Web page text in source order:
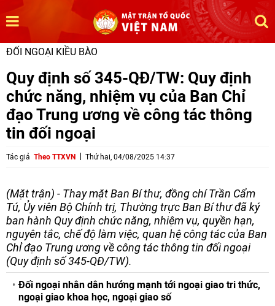
ĐỐI NGOẠI KIỀU BÀO
Quy định số 345-QĐ/TW: Quy định
chức năng, nhiệm vụ của Ban Chỉ
đạo Trung ương về công tác thông
tin đối ngoại
Tác giả Theo TTXVN Thứ hai, 04/08/2025 14:37
(Mặt trận) - Thay mặt Ban Bí thư, đồng chí Trần Cẩm
Tú, Ủy viên Bộ Chính trị, Thường trực Ban Bí thư đã ký
ban hành Quy định chức năng, nhiệm vụ, quyền hạn,
nguyên tắc, chế độ làm việc, quan hệ công tác của Ban
Chỉ đạo Trung ương về công tác thông tin đối ngoại
(Quy định số 345-QĐ/TW).
Đối ngoại nhân dân hướng mạnh tới ngoại giao tri thức,
ngoại giao khoa học, ngoại giao số